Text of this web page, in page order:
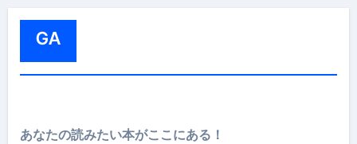
GA
あなたの読みたい本がここにある！